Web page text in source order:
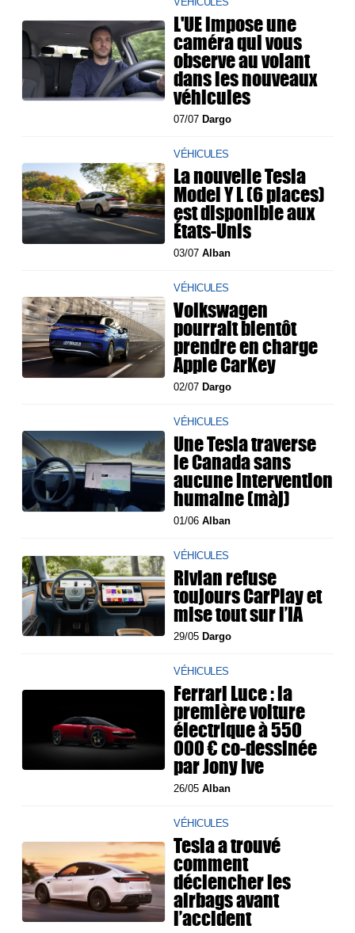
L'UE impose une
caméra qui vous
observe au volant
dans les nouveaux
véhicules
07/07 Dargo
VÉHICULES
La nouvelle Tesla
Model Y L (6 places)
est disponible aux
États-Unis
03/07Alban
VÉHICULES
Volkswagen
pourrait bientôt
prendre en charge
Apple CarKey
02/07 Dargo
VÉHICULES
Une Tesla traverse
le Canada sans
aucune intervention
humaine (màj)
01/06Alban
VÉHICULES
Rivian refuse
toujours CarPlay et
mise tout sur l’IA
29/05 Dargo
VÉHICULES
Ferrari Luce : la
première voiture
électrique à 550
000 € co-dessinée
par Jony Ive
26/05Alban
VÉHICULES
Tesla a trouvé
comment
déclencher les
airbags avant
l’accident